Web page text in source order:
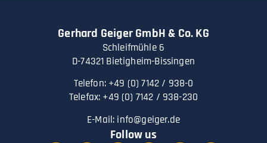
Gerhard Geiger GmbH & Co. KG
Schleifmühle 6
D-74321 Bietigheim-Bissingen
Telefon: +49 (0) 7142 / 938-0
Telefax: +49 (0) 7142 / 938-230
E-Mail: info@geiger.de
Follow us